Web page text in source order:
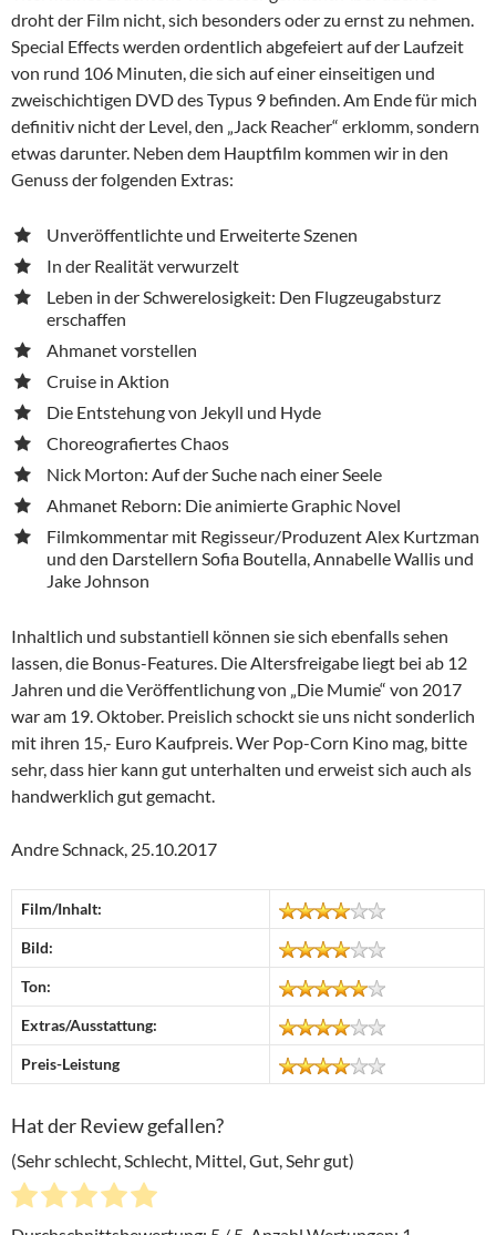
droht der Film nicht, sich besonders oder zu ernst zu nehmen.
Special Effects werden ordentlich abgefeiert auf der Laufzeit
von rund 106 Minuten, die sich auf einer einseitigen und
zweischichtigen DVD des Typus 9 befinden. Am Ende für mich
definitiv nicht der Level, den „Jack Reacher“ erklomm, sondern
etwas darunter. Neben dem Hauptfilm kommen wir in den
Genuss der folgenden Extras:
Unveröffentlichte und Erweiterte Szenen
In der Realität verwurzelt
Leben in der Schwerelosigkeit: Den Flugzeugabsturz
erschaffen
Ahmanet vorstellen
Cruise in Aktion
Die Entstehung von Jekyll und Hyde
Choreografiertes Chaos
Nick Morton: Auf der Suche nach einer Seele
Ahmanet Reborn: Die animierte Graphic Novel
Filmkommentar mit Regisseur/Produzent Alex Kurtzman
und den Darstellern Sofia Boutella, Annabelle Wallis und
Jake Johnson
Inhaltlich und substantiell können sie sich ebenfalls sehen
lassen, die Bonus-Features. Die Altersfreigabe liegt bei ab 12
Jahren und die Veröffentlichung von „Die Mumie“ von 2017
war am 19. Oktober. Preislich schockt sie uns nicht sonderlich
mit ihren 15,- Euro Kaufpreis. Wer Pop-Corn Kino mag, bitte
sehr, dass hier kann gut unterhalten und erweist sich auch als
handwerklich gut gemacht.
Andre Schnack, 25.10.2017
Film/Inhalt:
Bild:
Ton:
Extras/Ausstattung:
Preis-Leistung
Hat der Review gefallen?
(Sehr schlecht, Schlecht, Mittel, Gut, Sehr gut)